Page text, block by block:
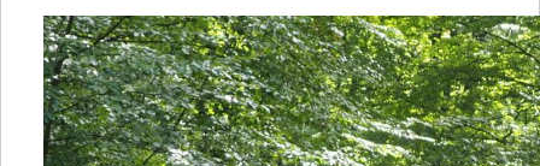
Rückblick 2022
Rückblick 2021
Rückblick 2020
Rückblick 2019